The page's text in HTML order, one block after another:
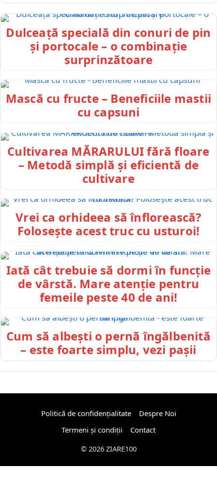
Dulceață specială din conuri de pin
și portocale – o combinație
surprinzătoare
Mască cu fructe – Beneficiile mastii
cu capsuni
Cultivarea MĂRARULUI fără floare
– Metodă simplă și eficientă de
cultivare
Vrei ca orhideea să înflorească?
Folosește acest truc cu usturoi!
Iată cât trebuie să dormi în funcție
de vârstă. Mare atenție pentru
femeile peste 40 de ani!
Cum să albești o pernă îngălbenită
– este foarte simplu, vezi pașii
Politică de confidențialitate
Despre Noi
Termeni și condiții
Contact
© 2026 ZIARE100